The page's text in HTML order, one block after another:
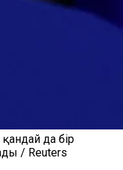
да бір
/ Reuters